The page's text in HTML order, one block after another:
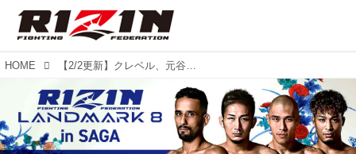
HOME 【2/2更新】クレベル、元谷、アーセン、太田がゲストで登場！2/23（祝・金）開催！RIZIN LANDMARK 8 in SAGA 前夜祭 参加者大募集！